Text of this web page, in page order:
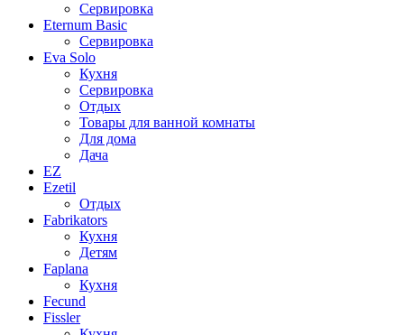
Сервировка
Eternum Basic
Сервировка
Eva Solo
Кухня
Сервировка
Отдых
Товары для ванной комнаты
Для дома
Дача
EZ
Ezetil
Отдых
Fabrikators
Кухня
Детям
Faplana
Кухня
Fecund
Fissler